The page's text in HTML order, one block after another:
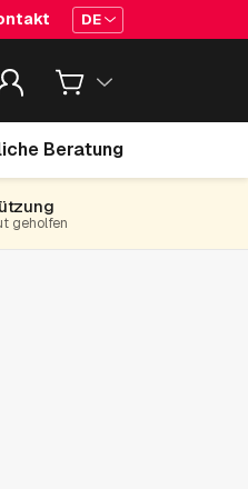
DE
Beratung
geholfen